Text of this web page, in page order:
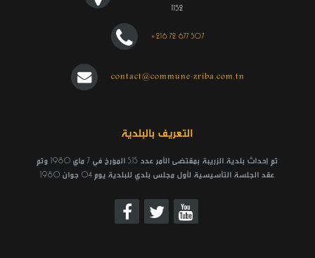
1152
+216 72 677 507
contact@commune-zriba.com.tn
التعريف بالبلدية
تم إحداث بلدية الزريبة بمقتضى الأمر عدد 515 المؤرخ في 7 ماي 1980 وتم
عقد الجلسة التأسيسية لأول مجلس بلدي للبلدية يوم 04 جوان 1980